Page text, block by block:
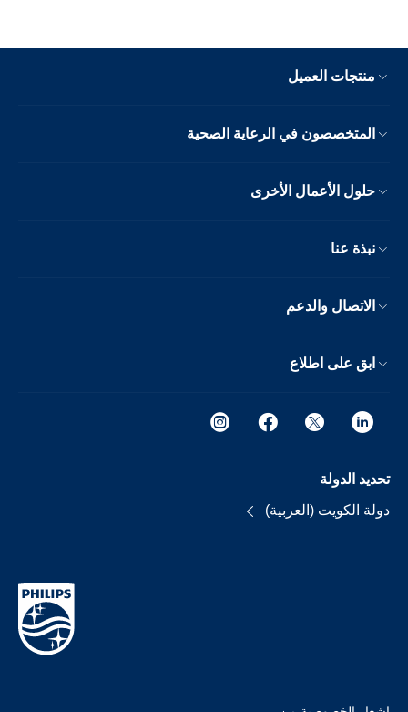
منتجات العميل
المتخصصون في الرعاية الصحية
حلول الأعمال الأخرى
نبذة عنا
الاتصال والدعم
ابق على اطلاع
تحديد الدولة
دولة الكويت (العربية)